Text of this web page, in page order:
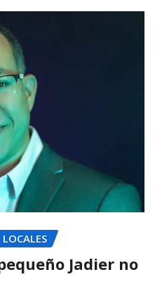
LOCALES
Jadier no